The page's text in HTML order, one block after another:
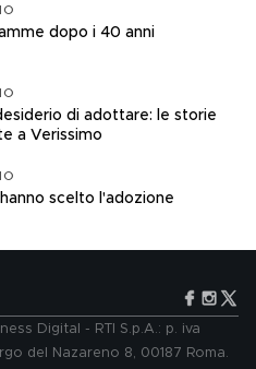
dopo i 40 anni
di adottare: le storie
a Verissimo
hanno scelto l'adozione
Digital - RTI S.p.A.: p. iva
del Nazareno 8, 00187 Roma.